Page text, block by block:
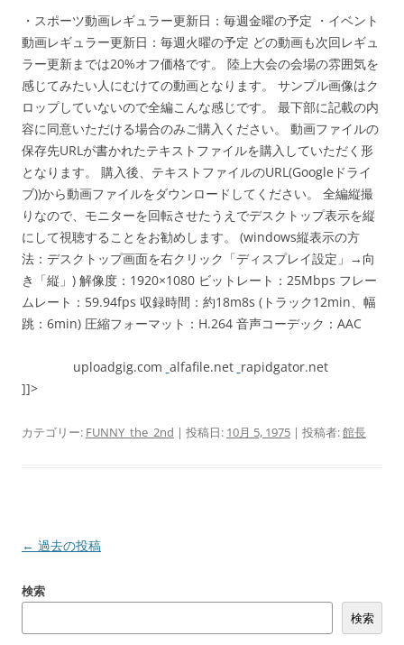
・スポーツ動画レギュラー更新日：毎週金曜の予定 ・イベント
動画レギュラー更新日：毎週火曜の予定 どの動画も次回レギュ
ラー更新までは20%オフ価格です。 陸上大会の会場の雰囲気を
感じてみたい人にむけての動画となります。 サンプル画像はク
ロップしていないので全編こんな感じです。 最下部に記載の内
容に同意いただける場合のみご購入ください。 動画ファイルの
保存先URLが書かれたテキストファイルを購入していただく形
となります。 購入後、テキストファイルのURL(Googleドライ
ブ))から動画ファイルをダウンロードしてください。 全編縦撮
りなので、モニターを回転させたうえでデスクトップ表示を縦
にして視聴することをお勧めします。 (windows縦表示の方
法：デスクトップ画面を右クリック「ディスプレイ設定」→向
き「縦」) 解像度：1920×1080 ビットレート：25Mbps フレー
ムレート：59.94fps 収録時間：約18m8s (トラック12min、幅
跳：6min) 圧縮フォーマット：H.264 音声コーデック：AAC
uploadgig.com alfafile.net rapidgator.net
]]>
カテゴリー: FUNNY_the_2nd | 投稿日: 10月 5, 1975 | 投稿者:館長
投
ナ
← 過去の投稿
検索
検索